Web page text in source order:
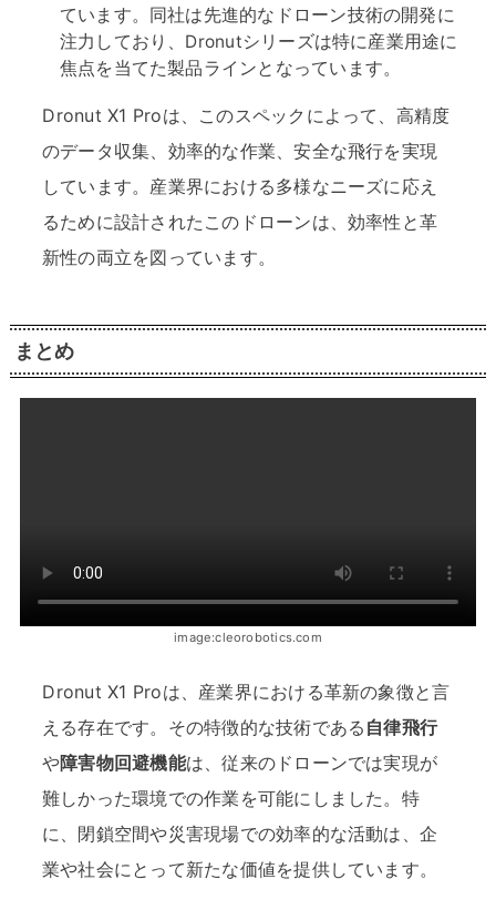
ています。同社は先進的なドローン技術の開発に
注力しており、Dronutシリーズは特に産業用途に
焦点を当てた製品ラインとなっています。
Dronut X1 Proは、このスペックによって、高精度
のデータ収集、効率的な作業、安全な飛行を実現
しています。産業界における多様なニーズに応え
るために設計されたこのドローンは、効率性と革
新性の両立を図っています。
まとめ
image:cleorobotics.com
Dronut X1 Proは、産業界における革新の象徴と言
える存在です。その特徴的な技術である 自律飛行
や障害物回避機能は、従来のドローンでは実現が
難しかった環境での作業を可能にしました。特
に、閉鎖空間や災害現場での効率的な活動は、企
業や社会にとって新たな価値を提供しています。